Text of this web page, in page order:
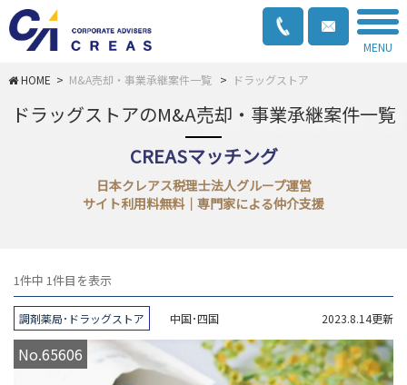
MENU
> M&A売却・事業承継案件一覧 > ドラッグストア
ドラッグストアのM&A売却・事業承継案件一覧
CREASマッチング
日本クレアス税理士法人グループ運営
サイト利用料無料｜専門家による仲介支援
1件中 1件目を表示
2023.8.14更新
調剤薬局･ドラッグストア 中国･四国
No.65606